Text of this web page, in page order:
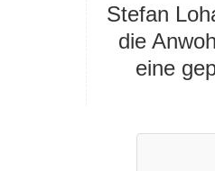
Stefan
die
eine